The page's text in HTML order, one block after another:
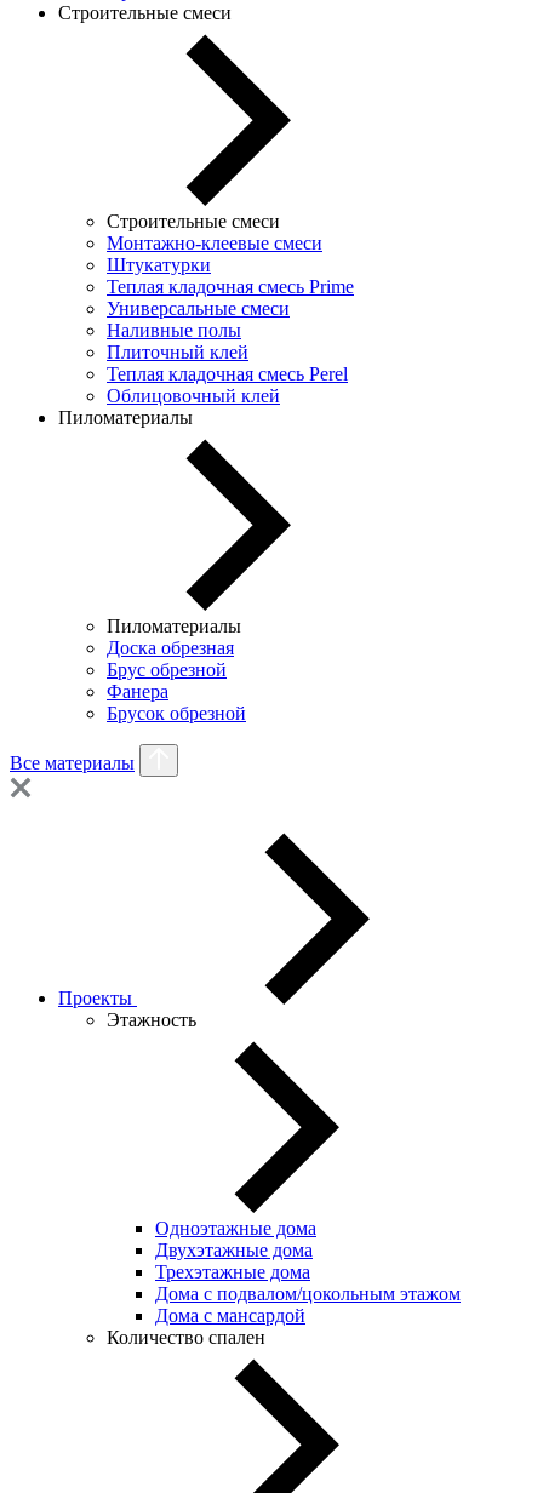
Строительные смеси
Строительные смеси
Монтажно-клеевые смеси
Штукатурки
Теплая кладочная смесь Prime
Универсальные смеси
Наливные полы
Плиточный клей
Теплая кладочная смесь Perel
Облицовочный клей
Пиломатериалы
Пиломатериалы
Доска обрезная
Брус обрезной
Фанера
Брусок обрезной
Все материалы
Проекты
Этажность
Одноэтажные дома
Двухэтажные дома
Трехэтажные дома
Дома с подвалом/цокольным этажом
Дома с мансардой
Количество спален